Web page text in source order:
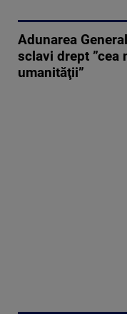
Adunarea
sclavi drept ”cea
umanităţii”